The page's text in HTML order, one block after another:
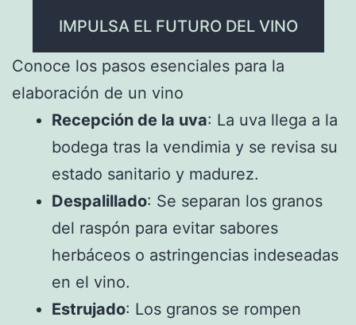
IMPULSA EL FUTURO DEL VINO
Conoce los pasos esenciales para la
elaboración de un vino
Recepción de la uva: La uva llega a la
bodega tras la vendimia y se revisa su
estado sanitario y madurez.
Despalillado: Se separan los granos
del raspón para evitar sabores
herbáceos o astringencias indeseadas
en el vino.
Estrujado: Los granos se rompen